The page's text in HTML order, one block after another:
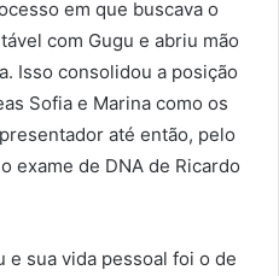
em que buscava o
com Gugu e abriu mão
Isso consolidou a posição
Sofia e Marina como os
até então, pelo
exame de DNA de Ricardo
e sua vida pessoal foi o de